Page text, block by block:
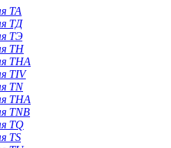
ТА
ТД
ТЭ
TH
THA
TIV
TN
ТНА
TNB
TQ
TS